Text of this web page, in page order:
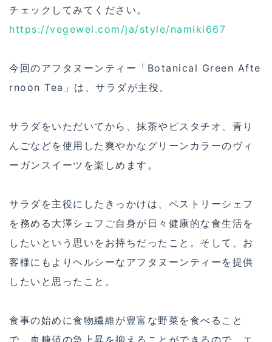
チェックしてみてください。
https://vegewel.com/ja/style/namiki667
今回のアフタヌーンティー「Botanical Green Afte
rnoon Tea」は、サラダが主役。
サラダをいただいてから、抹茶やピスタチオ、青り
んごなどを使用した爽やかなグリーンカラーのヴィ
ーガンスイーツを楽しめます。
サラダを主役にしたきっかけは、ペストリーシェフ
を務める大澤シェフご自身が日々健康的な食生活を
したいという思いをお持ちだったこと。そして、お
客様にもよりヘルシーなアフタヌーンティーを提供
したいと思ったこと。
食事の始めに食物繊維が豊富な野菜を食べること
で、血糖値の急上昇を抑えることができるので、エ